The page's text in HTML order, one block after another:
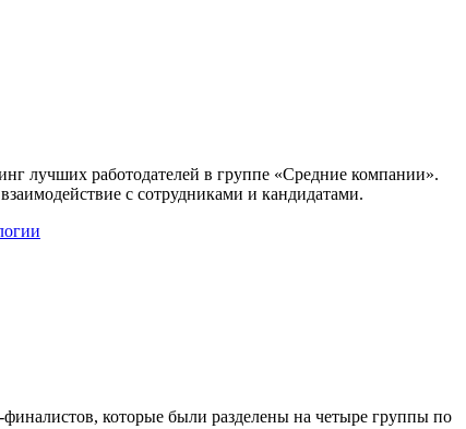
лучших работодателей в группе «Средние компании».
с сотрудниками и кандидатами.
которые были разделены на четыре группы по